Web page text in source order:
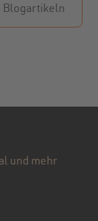
Blogartikeln
und mehr